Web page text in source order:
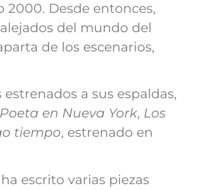
2000. Desde entonces,
del mundo del
de los escenarios,
a sus espaldas,
Poeta en Nueva York, Los
tiempo, estrenado en
escrito varias piezas